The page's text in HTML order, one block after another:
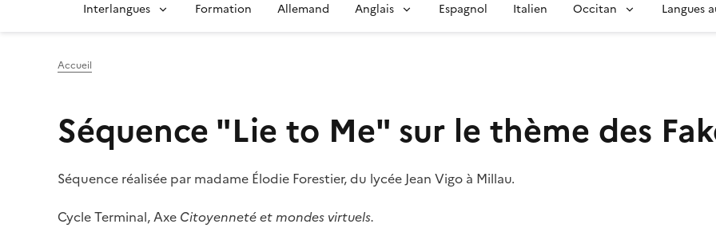
Interlangues Formation Allemand Anglais Espagnol Italien Occitan Langues
Accueil
Séquence "Lie to Me" sur le thème des
Séquence réalisée par madame Élodie Forestier, du lycée Jean Vigo à Millau.
Cycle Terminal, Axe Citoyenneté et mondes virtuels.